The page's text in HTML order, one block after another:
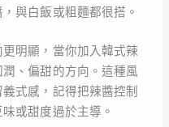
與白飯或粗麵都很搭。
明顯，當你加入韓式辣
、偏甜的方向。這種風
式感，記得把辣醬控制
或甜度過於主導。